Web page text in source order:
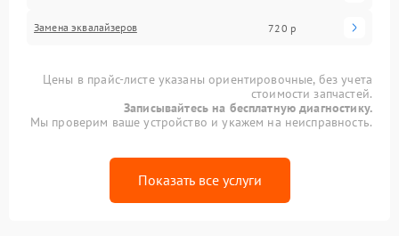
Замена эквалайзеров 720 р
Цены в прайс-листе указаны ориентировочные, без учета
стоимости запчастей.
Записывайтесь на бесплатную диагностику.
Мы проверим ваше устройство и укажем на неисправность.
Показать все услуги